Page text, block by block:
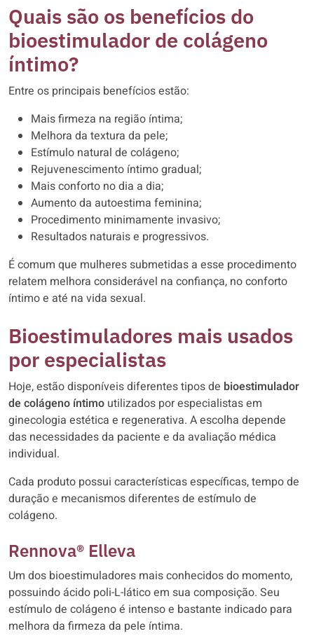
Quais são os benefícios do
bioestimulador de colágeno
íntimo?
Entre os principais benefícios estão:
Mais firmeza na região íntima;
Melhora da textura da pele;
Estímulo natural de colágeno;
Rejuvenescimento íntimo gradual;
Mais conforto no dia a dia;
Aumento da autoestima feminina;
Procedimento minimamente invasivo;
Resultados naturais e progressivos.
É comum que mulheres submetidas a esse procedimento
relatem melhora considerável na confiança, no conforto
íntimo e até na vida sexual.
Bioestimuladores mais usados
por especialistas
Hoje, estão disponíveis diferentes tipos de bioestimulador
de colágeno íntimo utilizados por especialistas em
ginecologia estética e regenerativa. A escolha depende
das necessidades da paciente e da avaliação médica
individual.
Cada produto possui características específicas, tempo de
duração e mecanismos diferentes de estímulo de
colágeno.
Rennova® Elleva
Um dos bioestimuladores mais conhecidos do momento,
possuindo ácido poli-L-lático em sua composição. Seu
estímulo de colágeno é intenso e bastante indicado para
melhora da firmeza da pele íntima.